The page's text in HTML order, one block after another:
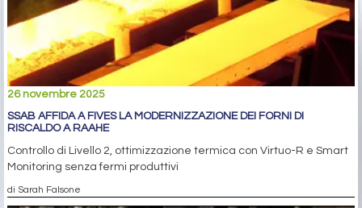
26 novembre 2025
SSAB AFFIDA A FIVES LA MODERNIZZAZIONE DEI FORNI DI
RISCALDO A RAAHE
Controllo di Livello 2, ottimizzazione termica con Virtuo-R e Smart
Monitoring senza fermi produttivi
di Sarah Falsone